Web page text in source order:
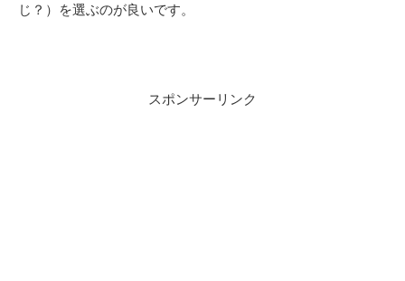
じ？）を選ぶのが良いです。
スポンサーリンク